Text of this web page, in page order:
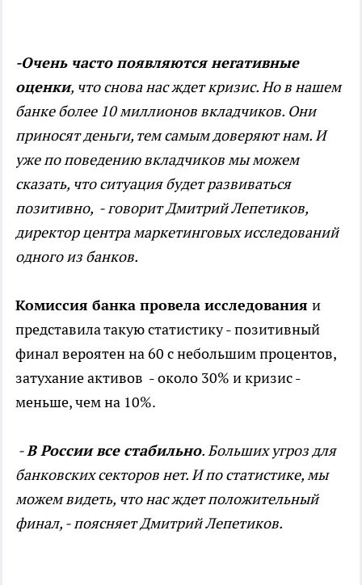
-Очень часто появляются негативные
оценки, что снова нас ждет кризис. Но в нашем
банке более 10 миллионов вкладчиков. Они
приносят деньги, тем самым доверяют нам. И
уже по поведению вкладчиков мы можем
сказать, что ситуация будет развиваться
позитивно, - говорит Дмитрий Лепетиков,
директор центра маркетинговых исследований
одного из банков.
Комиссия банка провела исследования и
представила такую статистику - позитивный
финал вероятен на 60 с небольшим процентов,
затухание активов - около 30% и кризис -
меньше, чем на 10%.
-В России все стабильно. Больших угроз для
банковских секторов нет. И по статистике, мы
можем видеть, что нас ждет положительный
финал, - поясняет Дмитрий Лепетиков.